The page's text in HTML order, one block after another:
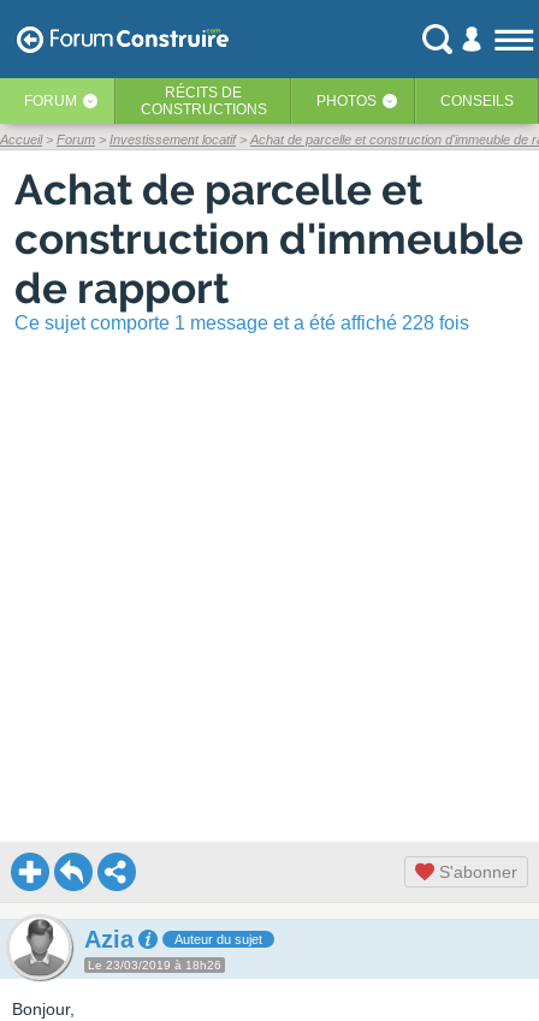
FORUM ‹ RÉCITS DE
CONSTRUCTIONS
PHOTOS ‹ CONSEILS
Accueil Forum Investissement locatif Achat de parcelle et construction d'immeuble de
Achat de parcelle et
construction d'immeuble
de rapport
Ce sujet comporte 1 message et a été affiché 228 fois
S'abonner
Azia Auteur du sujet
Le 23/03/2019 à 18h26
Bonjour,